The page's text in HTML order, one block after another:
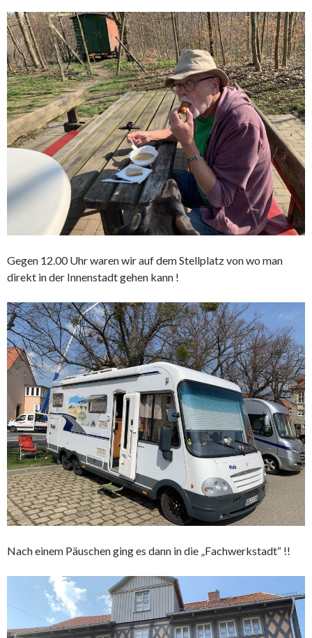
Gegen 12.00 Uhr waren wir auf dem Stellplatz von wo man
direkt in der Innenstadt gehen kann !
Nach einem Päuschen ging es dann in die „Fachwerkstadt“ !!